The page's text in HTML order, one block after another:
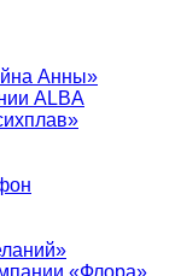
Анны»
ALBA
«Флора»